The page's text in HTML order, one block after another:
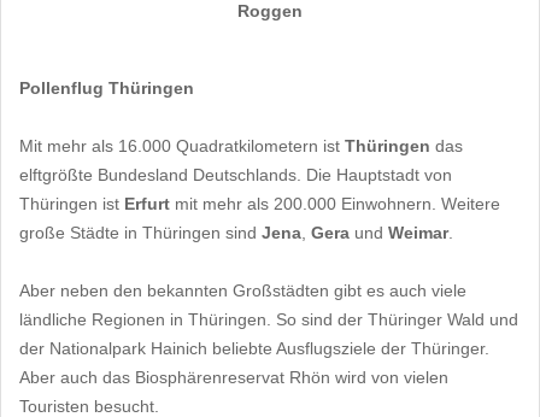
Roggen
Pollenflug Thüringen
Mit mehr als 16.000 Quadratkilometern ist Thüringen das
elftgrößte Bundesland Deutschlands. Die Hauptstadt von
Thüringen ist Erfurt mit mehr als 200.000 Einwohnern. Weitere
große Städte in Thüringen sind Jena Gera und Weimar.
Aber neben den bekannten Großstädten gibt es auch viele
ländliche Regionen in Thüringen. So sind der Thüringer Wald und
der Nationalpark Hainich beliebte Ausflugsziele der Thüringer.
Aber auch das Biosphärenreservat Rhön wird von vielen
Touristen besucht.